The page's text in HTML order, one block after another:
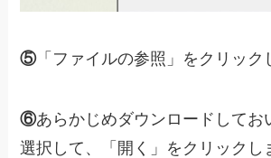
⑤「ファイルの参照」をクリック
⑥あらかじめダウンロードしてお
選択して、「開く」をクリックし